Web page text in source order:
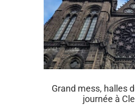
Grand mess, halles
journée à